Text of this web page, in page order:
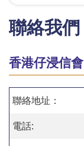
連
結
聯絡我們
香港仔浸信會
聯絡地址：
電話: